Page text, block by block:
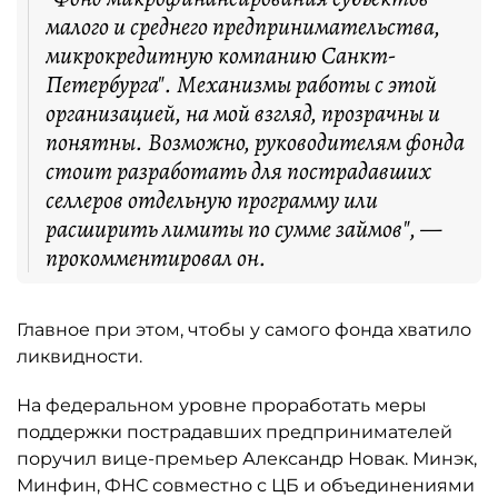
малого и среднего предпринимательства,
микрокредитную компанию Санкт-
Петербурга". Механизмы работы с этой
организацией, на мой взгляд, прозрачны и
понятны. Возможно, руководителям фонда
стоит разработать для пострадавших
селлеров отдельную программу или
расширить лимиты по сумме займов", —
прокомментировал он.
Главное при этом, чтобы у самого фонда хватило
ликвидности.
На федеральном уровне проработать меры
поддержки пострадавших предпринимателей
поручил вице-премьер Александр Новак. Минэк,
Минфин, ФНС совместно с ЦБ и объединениями